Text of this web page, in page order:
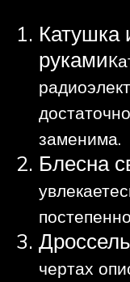
Катушка
руками
заменима.
Блесна
Дроссель
чертах